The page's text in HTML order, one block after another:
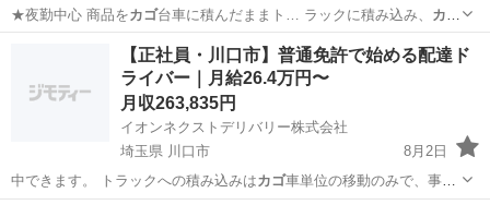
★夜勤中心 商品をカゴ台車に積んだままト… ラックに積み込み、 カゴ
台車ごとお客様の手… らスーパー店舗へのカゴ台車での配送。 ※…
配送
【正社員・川口市】普通免許で始める配達ド
ライバー｜月給26.4万円〜
月収263,835円
イオンネクストデリバリー株式会社
埼玉県 川口市
8月2日
中できます。 トラックへの積み込みはカゴ車単位の移動のみで、事務